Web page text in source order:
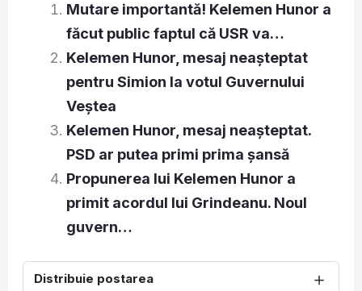
Mutare importantă! Kelemen Hunor a
făcut public faptul că USR va…
Kelemen Hunor, mesaj neașteptat
pentru Simion la votul Guvernului
Veștea
Kelemen Hunor, mesaj neașteptat.
PSD ar putea primi prima șansă
Propunerea lui Kelemen Hunor a
primit acordul lui Grindeanu. Noul
guvern…
Distribuie postarea ＋